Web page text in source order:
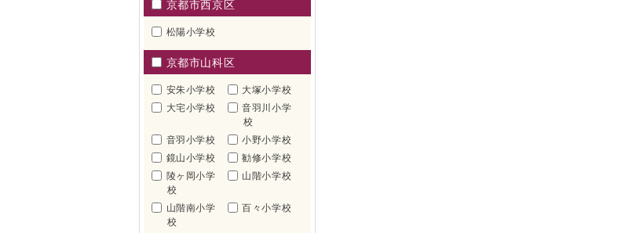
京都市西京区
松陽小学校
京都市山科区
安朱小学校
大塚小学校
大宅小学校
音羽川小学
校
音羽小学校
小野小学校
鏡山小学校
勧修小学校
陵ヶ岡小学
校
山階小学校
山階南小学
校
百々小学校